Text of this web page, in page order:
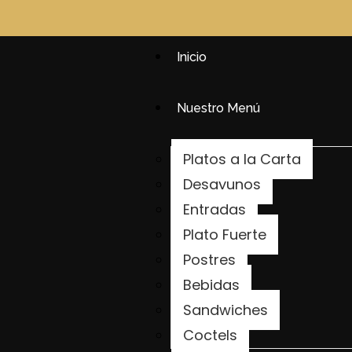
Inicio
Nuestro Menú
Platos a la Carta
Desayunos
Entradas
Plato Fuerte
Postres
Bebidas
Sandwiches
Coctels